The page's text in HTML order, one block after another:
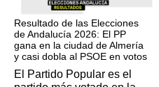
Resultado de las Elecciones
de Andalucía 2026: El PP
gana en la ciudad de Almería
y casi dobla al PSOE en votos
El Partido Popular es el